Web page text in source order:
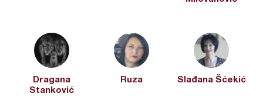
Dragana
Stanković
Ruza Slađana Šćekić